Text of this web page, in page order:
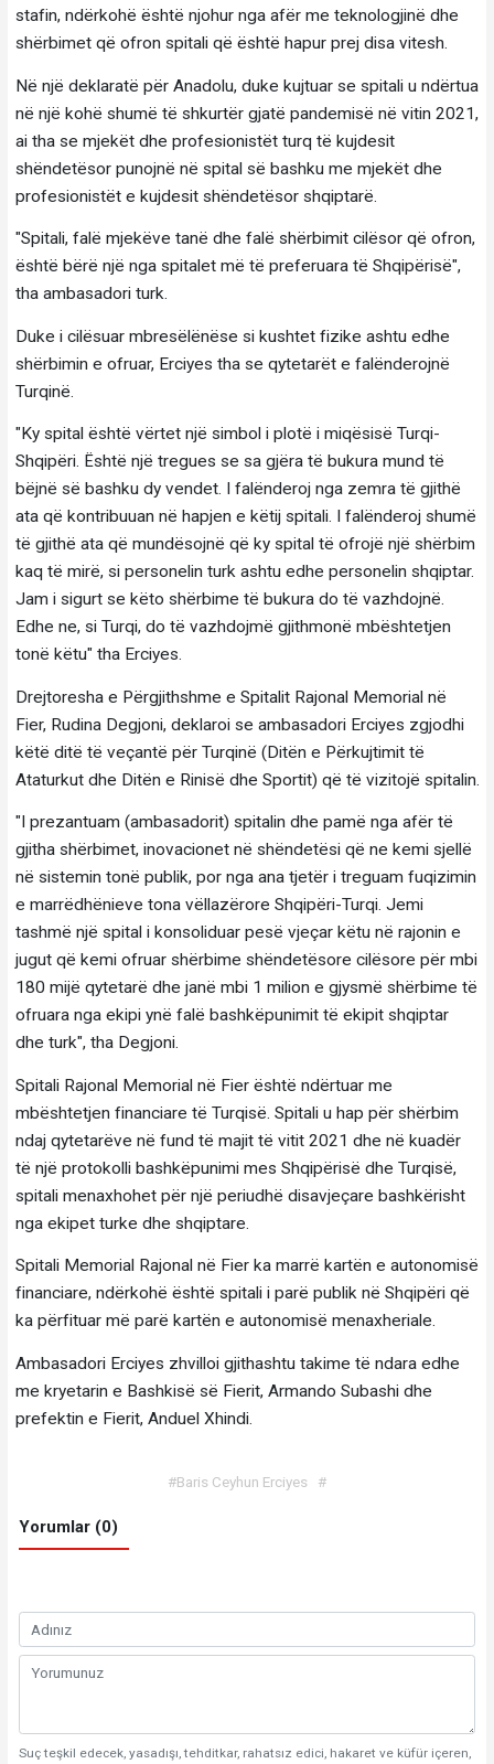
stafin, ndërkohë është njohur nga afër me teknologjinë dhe
shërbimet që ofron spitali që është hapur prej disa vitesh.
Në një deklaratë për Anadolu, duke kujtuar se spitali u ndërtua
në një kohë shumë të shkurtër gjatë pandemisë në vitin 2021,
ai tha se mjekët dhe profesionistët turq të kujdesit
shëndetësor punojnë në spital së bashku me mjekët dhe
profesionistët e kujdesit shëndetësor shqiptarë.
"Spitali, falë mjekëve tanë dhe falë shërbimit cilësor që ofron,
është bërë një nga spitalet më të preferuara të Shqipërisë",
tha ambasadori turk.
Duke i cilësuar mbresëlënëse si kushtet fizike ashtu edhe
shërbimin e ofruar, Erciyes tha se qytetarët e falënderojnë
Turqinë.
"Ky spital është vërtet një simbol i plotë i miqësisë Turqi-
Shqipëri. Është një tregues se sa gjëra të bukura mund të
bëjnë së bashku dy vendet. I falënderoj nga zemra të gjithë
ata që kontribuuan në hapjen e këtij spitali. I falënderoj shumë
të gjithë ata që mundësojnë që ky spital të ofrojë një shërbim
kaq të mirë, si personelin turk ashtu edhe personelin shqiptar.
Jam i sigurt se këto shërbime të bukura do të vazhdojnë.
Edhe ne, si Turqi, do të vazhdojmë gjithmonë mbështetjen
tonë këtu" tha Erciyes.
Drejtoresha e Përgjithshme e Spitalit Rajonal Memorial në
Fier, Rudina Degjoni, deklaroi se ambasadori Erciyes zgjodhi
këtë ditë të veçantë për Turqinë (Ditën e Përkujtimit të
Ataturkut dhe Ditën e Rinisë dhe Sportit) që të vizitojë spitalin.
"I prezantuam (ambasadorit) spitalin dhe pamë nga afër të
gjitha shërbimet, inovacionet në shëndetësi që ne kemi sjellë
në sistemin tonë publik, por nga ana tjetër i treguam fuqizimin
e marrëdhënieve tona vëllazërore Shqipëri-Turqi. Jemi
tashmë një spital i konsoliduar pesë vjeçar këtu në rajonin e
jugut që kemi ofruar shërbime shëndetësore cilësore për mbi
180 mijë qytetarë dhe janë mbi 1 milion e gjysmë shërbime të
ofruara nga ekipi ynë falë bashkëpunimit të ekipit shqiptar
dhe turk", tha Degjoni.
Spitali Rajonal Memorial në Fier është ndërtuar me
mbështetjen financiare të Turqisë. Spitali u hap për shërbim
ndaj qytetarëve në fund të majit të vitit 2021 dhe në kuadër
të një protokolli bashkëpunimi mes Shqipërisë dhe Turqisë,
spitali menaxhohet për një periudhë disavjeçare bashkërisht
nga ekipet turke dhe shqiptare.
Spitali Memorial Rajonal në Fier ka marrë kartën e autonomisë
financiare, ndërkohë është spitali i parë publik në Shqipëri që
ka përfituar më parë kartën e autonomisë menaxheriale.
Ambasadori Erciyes zhvilloi gjithashtu takime të ndara edhe
me kryetarin e Bashkisë së Fierit, Armando Subashi dhe
prefektin e Fierit, Anduel Xhindi.
#Baris Ceyhun Erciyes #
Yorumlar (0)
Suç teşkil edecek, yasadışı, tehditkar, rahatsız edici, hakaret ve küfür içeren,